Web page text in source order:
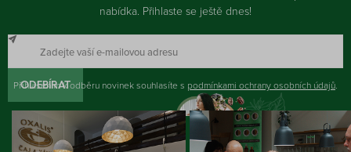
nabídka. Přihlaste se ještě dnes!
ODEBÍRAT
Přihlášením k odběru novinek souhlasíte s podmínkami ochrany osobních údajů.